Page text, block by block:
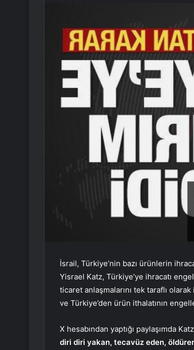
İsrail, Türkiye’nin bazı ürünlerin
Yisrael Katz, Türkiye’ye ihracatı
ticaret anlaşmalarını tek taraflı
ve Türkiye’den ürün ithalatının
X hesabından yaptığı paylaşımda
diri diri yakan, tecavüz eden,